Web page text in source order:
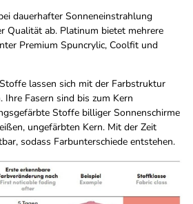
dauerhafter Sonneneinstrahlung
Qualität ab. Platinum bietet mehrere
Premium Spuncrylic, Coolfit und
lassen sich mit der Farbstruktur
Ihre Fasern sind bis zum Kern
Stoffe billiger Sonnenschirme
ungefärbten Kern. Mit der Zeit
sodass Farbunterschiede entstehen.